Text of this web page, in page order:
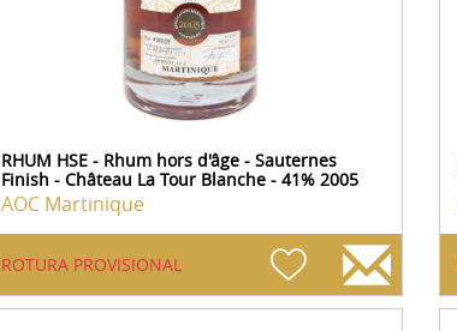
RHUM HSE - Rhum hors d'âge - Sauternes
Finish - Château La Tour Blanche - 41% 2005
AOC Martinique
ROTURA PROVISIONAL